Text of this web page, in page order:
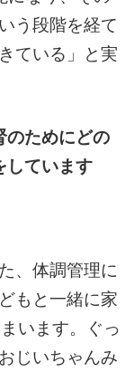
う段階を経て
ている」と実
のためにどの
しています
、体調管理に
もと一緒に家
います。ぐっ
じいちゃんみ